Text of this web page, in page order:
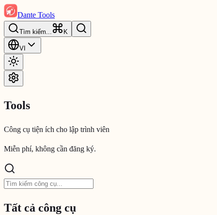
Dante Tools
Tìm kiếm... K
VI
Tools
Công cụ tiện ích cho lập trình viên
Miễn phí, không cần đăng ký.
Tất cả công cụ